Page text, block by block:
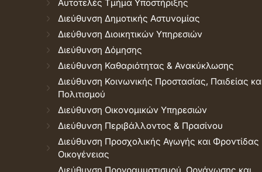
Αυτοτελές Τμήμα Υποστήριξης
Διεύθυνση Δημοτικής Αστυνομίας
Διεύθυνση Διοικητικών Υπηρεσιών
Διεύθυνση Δόμησης
Διεύθυνση Καθαριότητας & Ανακύκλωσης
Διεύθυνση Κοινωνικής Προστασίας, Παιδείας
Πολιτισμού
Διεύθυνση Οικονομικών Υπηρεσιών
Διεύθυνση Περιβάλλοντος & Πρασίνου
Διεύθυνση Προσχολικής Αγωγής και Φροντίδας
Οικογένειας